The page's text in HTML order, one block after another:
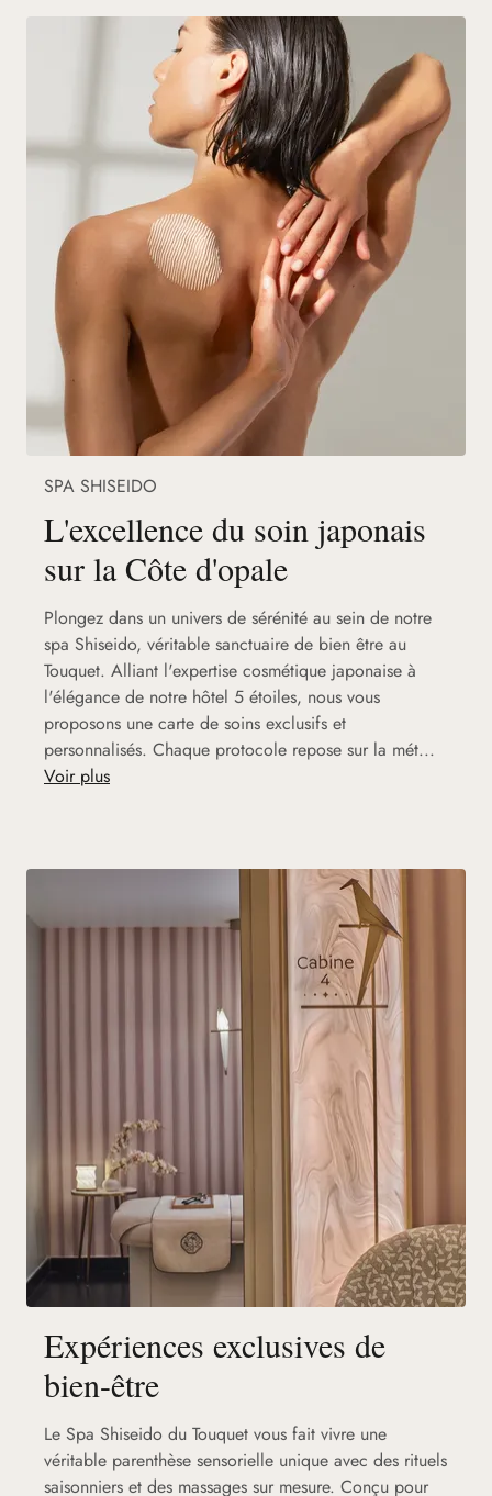
SPA SHISEIDO
L'excellence du soin japonais
sur la Côte d'opale
Plongez dans un univers de sérénité au sein de notre
spa Shiseido, véritable sanctuaire de bien être au
Touquet. Alliant l'expertise cosmétique japonaise à
l'élégance de notre hôtel 5 étoiles, nous vous
proposons une carte de soins exclusifs et
personnalisés. Chaque protocole repose sur la mét...
Voir plus
Expériences exclusives de
bien-être
Le Spa Shiseido du Touquet vous fait vivre une
véritable parenthèse sensorielle unique avec des rituels
saisonniers et des massages sur mesure. Conçu pour